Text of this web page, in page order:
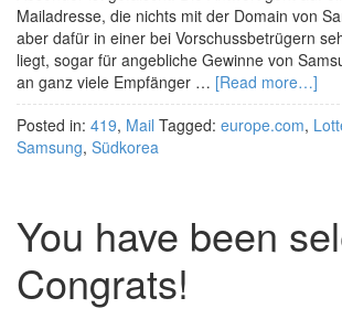
Mailadresse, die nichts mit der Domain von
aber dafür in einer bei Vorschussbetrügern
liegt, sogar für angebliche Gewinne von
an ganz viele Empfänger … [Read more…]
Posted in: 419, Mail Tagged: europe.com,
Samsung, Südkorea
You have been
Congrats!